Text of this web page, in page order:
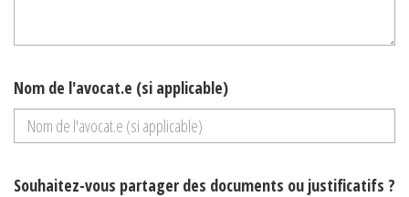
Nom de l'avocat.e (si applicable)
Souhaitez-vous partager des documents ou justificatifs ?